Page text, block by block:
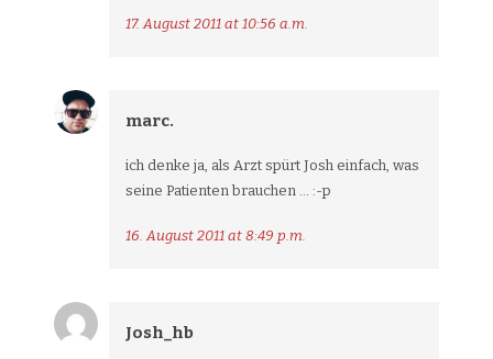
17. August 2011 at 10:56 a.m.
marc.
ich denke ja, als Arzt spürt Josh einfach, was
seine Patienten brauchen … :-p
16. August 2011 at 8:49 p.m.
Josh_hb